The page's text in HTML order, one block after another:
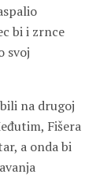
bi i zrnce
svoj
na drugoj
Fišera
a onda bi